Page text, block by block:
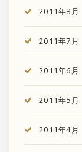
2011年8月
2011年7月
2011年6月
2011年5月
2011年4月